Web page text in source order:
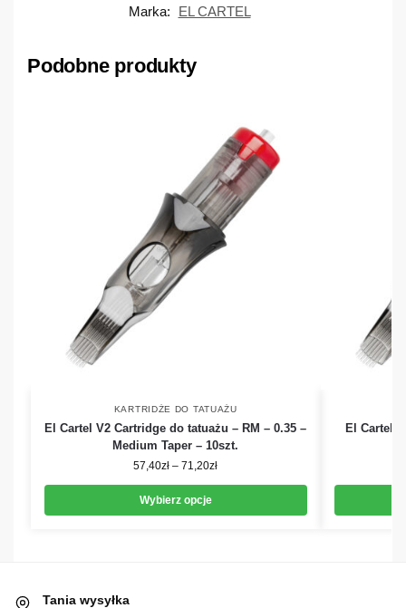
Marka:
EL CARTEL
Podobne produkty
KARTRIDŻE DO TATUAŻU
El Cartel V2 Cartridge do tatuażu – RM – 0.35 –
Medium Taper – 10szt.
57,40zł – 71,20zł
Wybierz opcje
El Cartel
Tania wysyłka